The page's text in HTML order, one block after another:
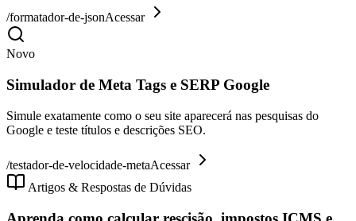
/formatador-de-jsonAcessar
Novo
Simulador de Meta Tags e SERP Google
Simule exatamente como o seu site aparecerá nas pesquisas do
Google e teste títulos e descrições SEO.
/testador-de-velocidade-metaAcessar
Artigos & Respostas de Dúvidas